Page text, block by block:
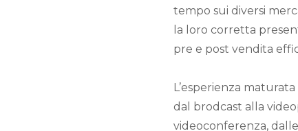
tempo sui diversi
la loro corretta
pre e post vendita
L’esperienza
dal brodcast alla
videoconferenza,